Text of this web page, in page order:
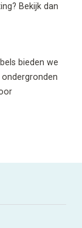
Bekijk dan
bieden we